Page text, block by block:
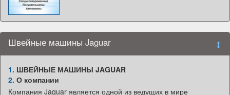
Швейные машины Jaguar
1. ШВЕЙНЫЕ МАШИНЫ JAGUAR
2. О компании
Компания Jaguar является одной из ведущих в мире